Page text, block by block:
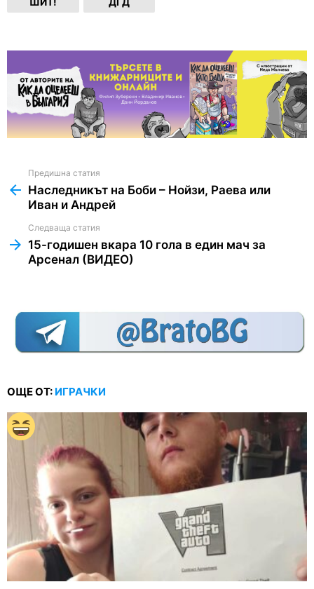
more
Предишна статия
Наследникът на Боби – Нойзи, Раева или
Иван и Андрей
Следваща статия
15-годишен вкара 10 гола в един мач за
Арсенал (ВИДЕО)
ОЩЕ ОТ: ИГРАЧКИ